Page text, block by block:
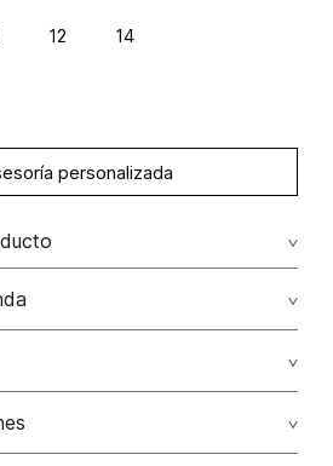
12 14
personalizada
poliéster 95% elastano 5% 95.00%
elastano/elastane
por separado / no utilizar
Dinners, Master Card y American